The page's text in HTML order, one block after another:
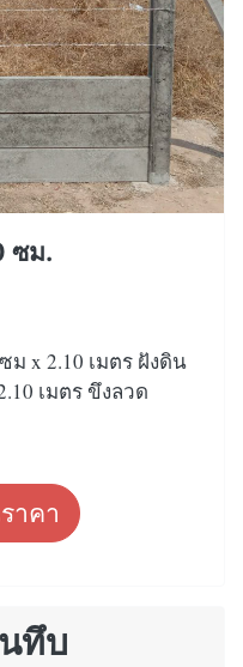
ซม.
ม x 2.10 เมตร ฝังดิน
เมตร ขึงลวด
าคา
ทึบ